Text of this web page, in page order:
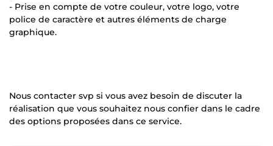
- Prise en compte de votre couleur, votre logo, votre
police de caractère et autres éléments de charge
graphique.
Nous contacter svp si vous avez besoin de discuter la
réalisation que vous souhaitez nous confier dans le cadre
des options proposées dans ce service.